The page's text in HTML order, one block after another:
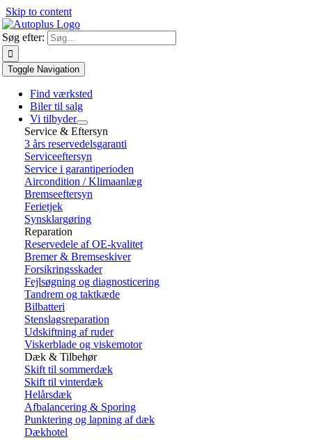
Skip to content
Søg efter:
Toggle Navigation
Find værksted
Biler til salg
Vi tilbyder
Service & Eftersyn
3 års reservedelsgaranti
Serviceeftersyn
Service i garantiperioden
Aircondition / Klimaanlæg
Bremseeftersyn
Ferietjek
Synsklargøring
Reparation
Reservedele af OE-kvalitet
Bremer & Bremseskiver
Forsikringsskader
Fejlsøgning og diagnosticering
Tandrem og taktkæde
Bilbatteri
Stenslagsreparation
Udskiftning af ruder
Viskerblade og viskemotor
Dæk & Tilbehør
Skift til sommerdæk
Skift til vinterdæk
Helårsdæk
Afbalancering & Sporing
Punktering og lapning af dæk
Dækhotel